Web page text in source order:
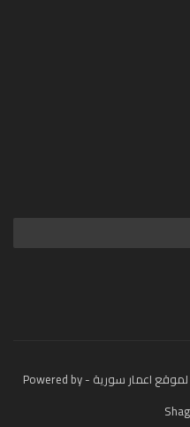
جميع حقوق الطبع و النشر محفوظة © لموقع اعمار سورية - Powered by